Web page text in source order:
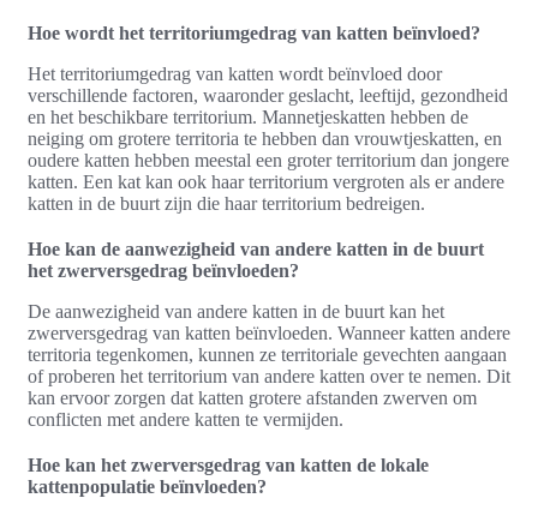
Hoe wordt het territoriumgedrag van katten beïnvloed?
Het territoriumgedrag van katten wordt beïnvloed door
verschillende factoren, waaronder geslacht, leeftijd, gezondheid
en het beschikbare territorium. Mannetjeskatten hebben de
neiging om grotere territoria te hebben dan vrouwtjeskatten, en
oudere katten hebben meestal een groter territorium dan jongere
katten. Een kat kan ook haar territorium vergroten als er andere
katten in de buurt zijn die haar territorium bedreigen.
Hoe kan de aanwezigheid van andere katten in de buurt
het zwerversgedrag beïnvloeden?
De aanwezigheid van andere katten in de buurt kan het
zwerversgedrag van katten beïnvloeden. Wanneer katten andere
territoria tegenkomen, kunnen ze territoriale gevechten aangaan
of proberen het territorium van andere katten over te nemen. Dit
kan ervoor zorgen dat katten grotere afstanden zwerven om
conflicten met andere katten te vermijden.
Hoe kan het zwerversgedrag van katten de lokale
kattenpopulatie beïnvloeden?